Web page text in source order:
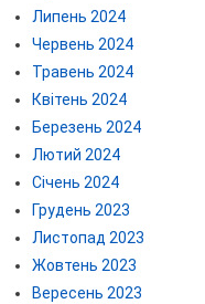
Липень 2024
Червень 2024
Травень 2024
Квітень 2024
Березень 2024
Лютий 2024
Січень 2024
Грудень 2023
Листопад 2023
Жовтень 2023
Вересень 2023